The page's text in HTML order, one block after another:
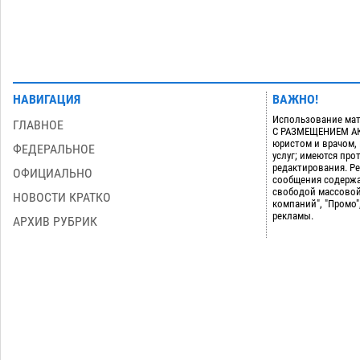
НАВИГАЦИЯ
ГЛАВНОЕ
ФЕДЕРАЛЬНОЕ
ОФИЦИАЛЬНО
НОВОСТИ КРАТКО
АРХИВ РУБРИК
ВАЖНО!
Использование
С РАЗМЕЩЕНИЕМ
юристом и врачом,
услуг; имеются
редактирования.
сообщения
свободой
компаний",
рекламы.